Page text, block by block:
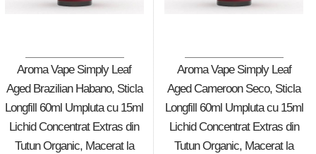
Aroma Vape Simply Leaf
Aged Brazilian Habano, Sticla
Longfill 60ml Umpluta cu 15ml
Lichid Concentrat Extras din
Tutun Organic, Macerat la
Aroma Vape Simply Leaf
Aged Cameroon Seco, Sticla
Longfill 60ml Umpluta cu 15ml
Lichid Concentrat Extras din
Tutun Organic, Macerat la